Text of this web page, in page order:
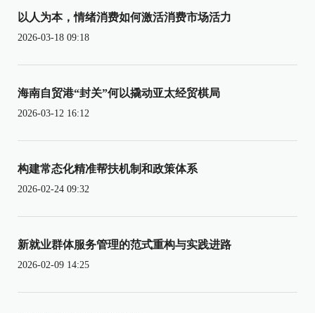
以人为本，情绪消费如何激活消费市场活力
2026-03-18 09:18
海南自贸港“封关”何以撬动亚太经贸棋局
2026-03-12 16:12
构建常态化精准帮扶机制和政策体系
2026-02-24 09:32
新就业群体服务管理的范式重构与实践进路
2026-02-09 14:25